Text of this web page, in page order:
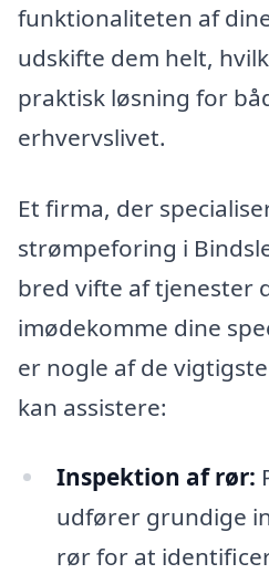
funktionaliteten af
udskifte dem helt,
praktisk løsning for
erhvervslivet.
Et firma, der
strømpeforing i
bred vifte af tjenester
imødekomme dine
er nogle af de
kan assistere:
Inspektion af rør:
udfører grundige
rør for at